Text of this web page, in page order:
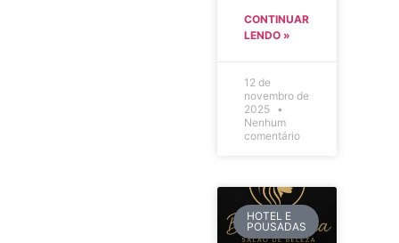
CONTINUAR
LENDO »
12 de
novembro de
2025
Nenhum
comentário
HOTEL E
POUSADAS